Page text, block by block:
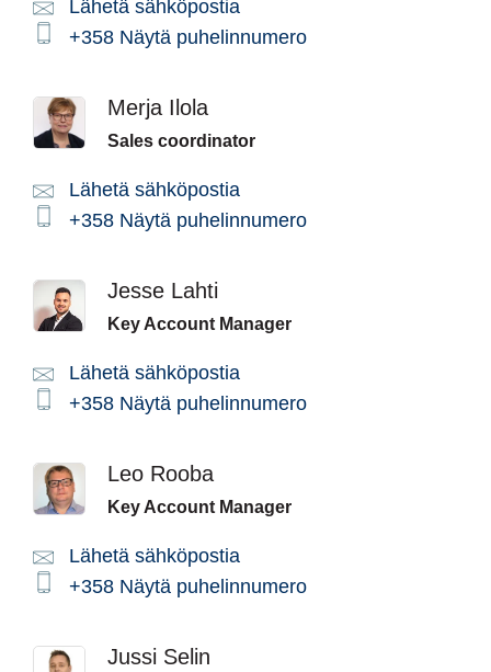
Email:
Lähetä sähköpostia
Phone:
+358 Näytä puhelinnumero
Merja Ilola
Sales coordinator
Email:
Lähetä sähköpostia
Phone:
+358 Näytä puhelinnumero
Jesse Lahti
Key Account Manager
Email:
Lähetä sähköpostia
Phone:
+358 Näytä puhelinnumero
Leo Rooba
Key Account Manager
Email:
Lähetä sähköpostia
Phone:
+358 Näytä puhelinnumero
Jussi Selin